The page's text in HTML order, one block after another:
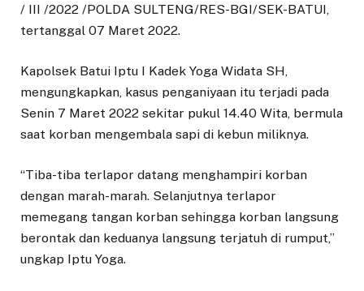
/ III /2022 /POLDA SULTENG/RES-BGI/SEK-BATUI,
tertanggal 07 Maret 2022.
Kapolsek Batui Iptu I Kadek Yoga Widata SH,
mengungkapkan, kasus penganiyaan itu terjadi pada
Senin 7 Maret 2022 sekitar pukul 14.40 Wita, bermula
saat korban mengembala sapi di kebun miliknya.
“Tiba-tiba terlapor datang menghampiri korban
dengan marah-marah. Selanjutnya terlapor
memegang tangan korban sehingga korban langsung
berontak dan keduanya langsung terjatuh di rumput,”
ungkap Iptu Yoga.